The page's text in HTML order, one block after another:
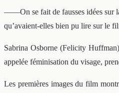
——On se fait de fausses idées sur
qu’avaient-elles bien pu lire sur le
Sabrina Osborne (Felicity
appelée féminisation du visage,
Les premières images du film